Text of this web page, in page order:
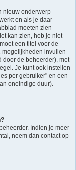
nieuw onderwerp
en als je daar
moeten zien
kan zien, heb je niet
een titel voor de
mogelijkheden invullen
door de beheerder), met
Je kunt ook instellen
per gebruiker" en een
oneindige duur).
Indien je meer
neem dan contact op